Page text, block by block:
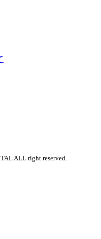
ALL right reserved.